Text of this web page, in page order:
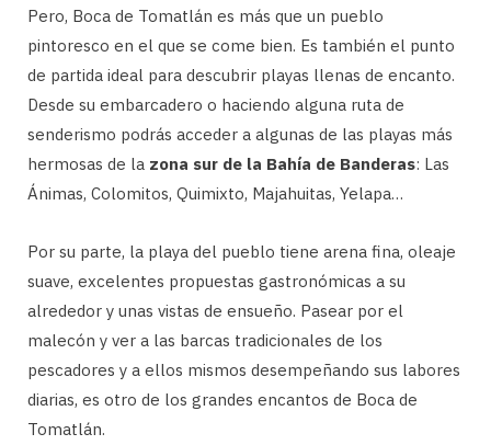
Pero, Boca de Tomatlán es más que un pueblo
pintoresco en el que se come bien. Es también el punto
de partida ideal para descubrir playas llenas de encanto.
Desde su embarcadero o haciendo alguna ruta de
senderismo podrás acceder a algunas de las playas más
hermosas de la zona sur de la Bahía de Banderas: Las
Ánimas, Colomitos, Quimixto, Majahuitas, Yelapa…
Por su parte, la playa del pueblo tiene arena fina, oleaje
suave, excelentes propuestas gastronómicas a su
alrededor y unas vistas de ensueño. Pasear por el
malecón y ver a las barcas tradicionales de los
pescadores y a ellos mismos desempeñando sus labores
diarias, es otro de los grandes encantos de Boca de
Tomatlán.